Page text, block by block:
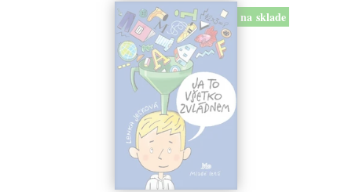
na sklade